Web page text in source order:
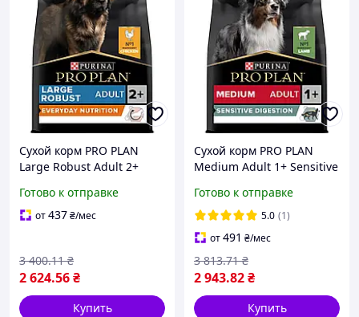
Сухой корм PRO PLAN
Large Robust Adult 2+
собак больших пород, с
курицей 14 кг
Готово к отправке
от437₴/мес
2 624.56₴
3 400.11 ₴
Купить
Сухой корм PRO PLAN
Medium Adult 1+ Sensitive
средних, с ягненком 14 кг
(7613035214774)
Готово к отправке
5.0 (1)
от491 ₴/мес
2 943.82₴
3 813.71 ₴
Купить